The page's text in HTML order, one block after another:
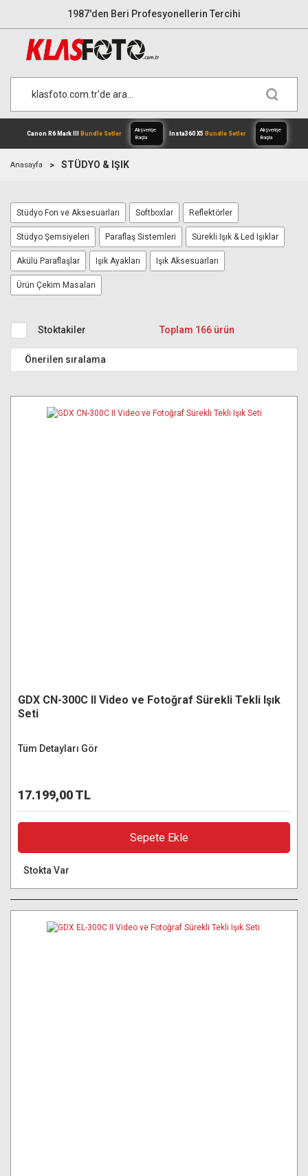
1987'den Beri Profesyonellerin Tercihi
Canon R6 Mark IIIBundle Setler
Alışverişe
Başla
Anasayfa STÜDYO & IŞIK
Stüdyo Fon ve Aksesuarları Softboxlar Reflektörler
Stüdyo Şemsiyeleri Paraflaş Sistemleri Sürekli Işık & Led Işıklar
Akülü Paraflaşlar Işık Ayakları Işık Aksesuarları
Ürün Çekim Masaları
Stoktakiler Toplam 166 ürün
GDX CN-300C II Video ve Fotoğraf Sürekli Tekli Işık
Seti
Tüm Detayları Gör
17.199,00 TL
Sepete Ekle
Stokta Var